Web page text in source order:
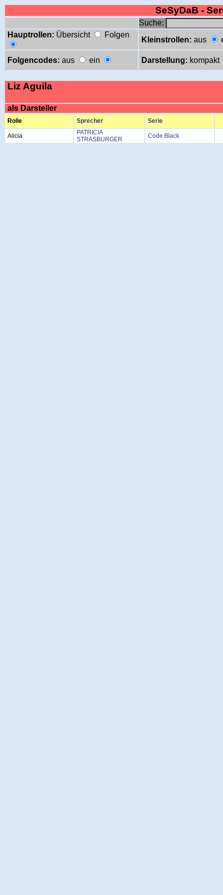
SeSyDaB -
Suche:
Hauptrollen: Übersicht Folgen
Kleinstrollen: aus
Folgencodes: aus ein Darstellung: kompakt
Liz Aguila
als Darsteller
Rolle Sprecher Serie
Alicia
PATRICIA
STRASBURGER
Code Black